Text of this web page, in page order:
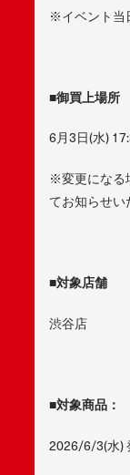
※イベント当
■御買上場所
6月3日(水)
※変更になる
てお知らせい
■対象店舗
渋谷店
■対象商品：
2026/6/3(水)